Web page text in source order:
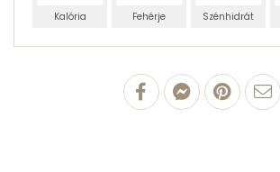
Kalória Fehérje Szénhidrát
100 g Cukrozatlan
kakaópor